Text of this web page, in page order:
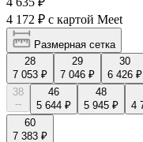
4 172 ₽ с картой Meet
Размерная сетка
28
7 053 ₽
29
7 046 ₽
30
6 426 ₽
38
--
46
5 644 ₽
48
5 945 ₽
4
60
7 383 ₽